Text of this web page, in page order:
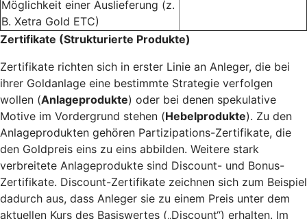
Möglichkeit einer Auslieferung (z.
B. Xetra Gold ETC)
Zertifikate (Strukturierte Produkte)
Zertifikate richten sich in erster Linie an Anleger, die bei
ihrer Goldanlage eine bestimmte Strategie verfolgen
wollen (Anlageprodukte) oder bei denen spekulative
Motive im Vordergrund stehen (Hebelprodukte). Zu den
Anlageprodukten gehören Partizipations-Zertifikate, die
den Goldpreis eins zu eins abbilden. Weitere stark
verbreitete Anlageprodukte sind Discount- und Bonus-
Zertifikate. Discount-Zertifikate zeichnen sich zum Beispiel
dadurch aus, dass Anleger sie zu einem Preis unter dem
aktuellen Kurs des Basiswertes („Discount“) erhalten. Im